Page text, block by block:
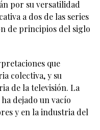
por su versatilidad
a dos de las series
de principios del siglo
que
colectiva, y su
de la televisión. La
dejado un vacío
y en la industria del